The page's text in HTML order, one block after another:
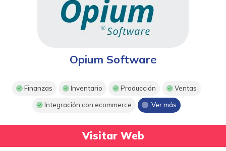
Opium Software
Finanzas Inventario Producción Ventas
Integración con ecommerce Ver más
Visitar Web